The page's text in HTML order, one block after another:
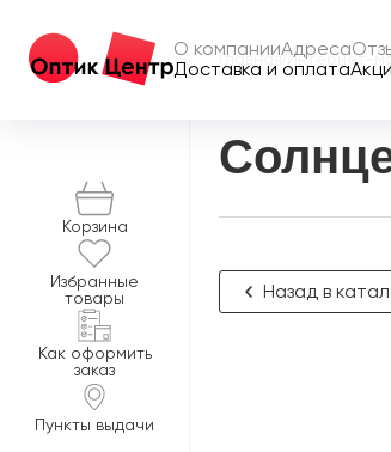
О компанииАдреса
Доставка и оплата
Корзина
Избранные
товары
Как оформить
заказ
Пункты выдачи
Главная/ Интернет-
Назад в